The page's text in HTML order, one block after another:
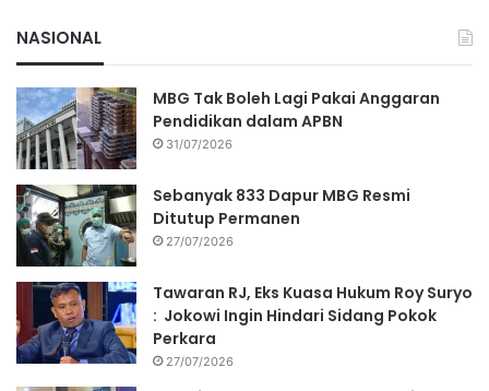
NASIONAL
MBG Tak Boleh Lagi Pakai Anggaran
Pendidikan dalam APBN
31/07/2026
Sebanyak 833 Dapur MBG Resmi
Ditutup Permanen
27/07/2026
Tawaran RJ, Eks Kuasa Hukum Roy Suryo
: Jokowi Ingin Hindari Sidang Pokok
Perkara
27/07/2026